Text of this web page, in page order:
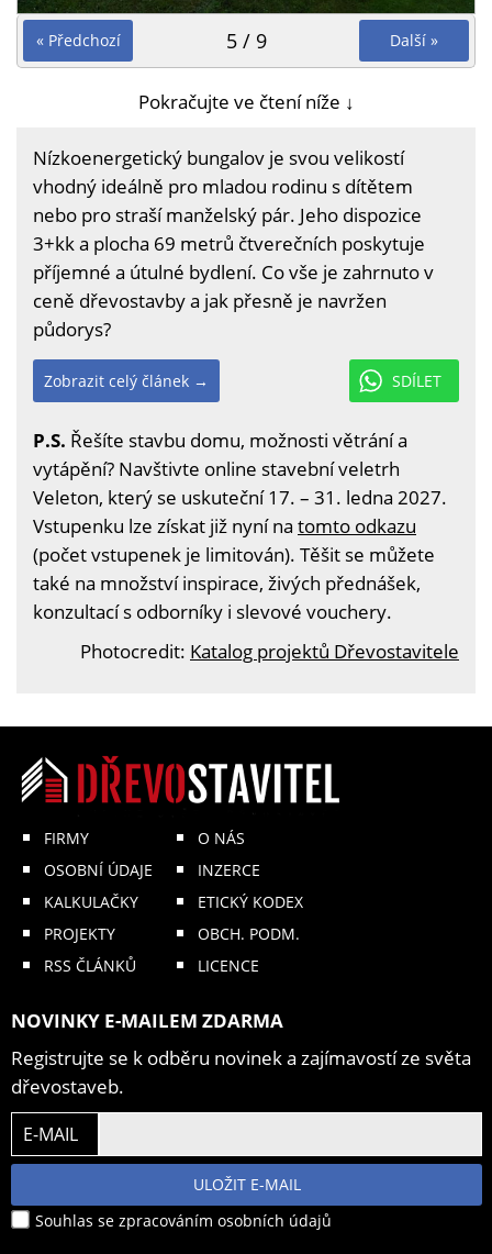
« Předchozí Další »
5 / 9
Pokračujte ve čtení níže ↓
Nízkoenergetický bungalov je svou velikostí
vhodný ideálně pro mladou rodinu s dítětem
nebo pro straší manželský pár. Jeho dispozice
3+kk a plocha 69 metrů čtverečních poskytuje
příjemné a útulné bydlení. Co vše je zahrnuto v
ceně dřevostavby a jak přesně je navržen
půdorys?
SDÍLET
Zobrazit celý článek →
P.S. Řešíte stavbu domu, možnosti větrání a
vytápění? Navštivte online stavební veletrh
Veleton, který se uskuteční 17. – 31. ledna 2027.
Vstupenku lze získat již nyní na tomto odkazu
(počet vstupenek je limitován). Těšit se můžete
také na množství inspirace, živých přednášek,
konzultací s odborníky i slevové vouchery.
Photocredit: Katalog projektů Dřevostavitele
FIRMY
OSOBNÍ ÚDAJE
KALKULAČKY
PROJEKTY
RSS ČLÁNKŮ
O NÁS
INZERCE
ETICKÝ KODEX
OBCH. PODM.
LICENCE
NOVINKY E-MAILEM ZDARMA
Registrujte se k odběru novinek a zajímavostí ze světa
dřevostaveb.
E-MAIL
ULOŽIT E-MAIL
Souhlas se zpracováním osobních údajů